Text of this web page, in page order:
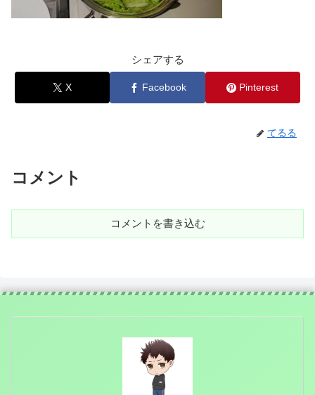
シェアする
X Facebook Pinterest
てるる
コメント
コメントを書き込む